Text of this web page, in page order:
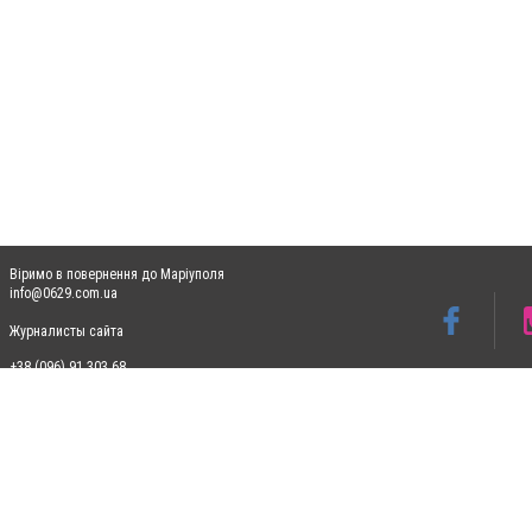
Віримо в повернення до Маріуполя
info@0629.com.ua
Журналисты сайта
+38 (096) 91 303 68